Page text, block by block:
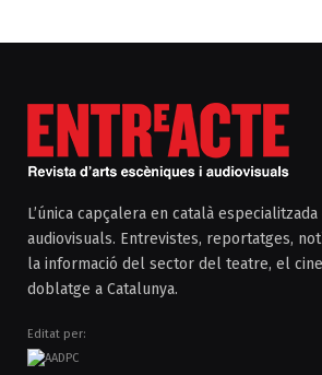
L’única capçalera en català
audiovisuals. Entrevistes, reportatges,
la informació del sector del teatre, el
doblatge a Catalunya.
Editat per: